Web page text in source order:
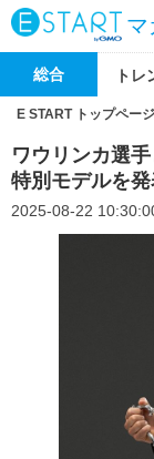
マ
総合 トレ
E START トップページ
ワウリンカ選
特別モデルを
2025-08-22